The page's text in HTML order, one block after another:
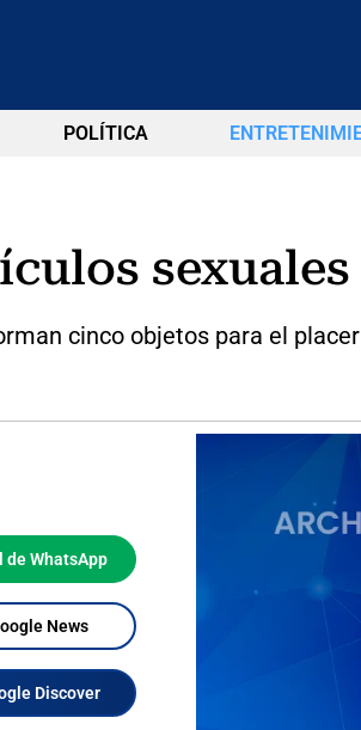
POLÍTICA
cinco objetos para el
de WhatsApp
News
Discover